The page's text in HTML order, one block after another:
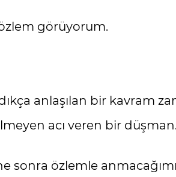
görüyorum.
anlaşılan bir kavram
acı veren bir
sonra özlemle